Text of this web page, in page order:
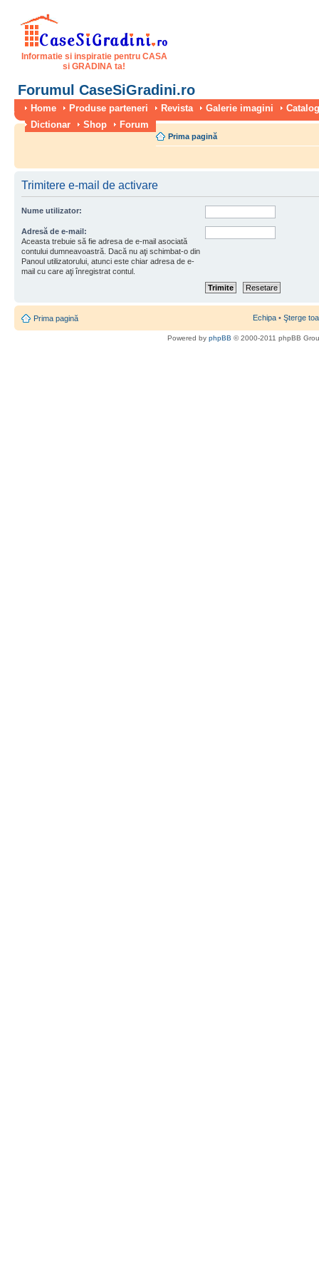
Informatie si inspiratie pentru CASA
si GRADINA ta!
Forumul CaseSiGradini.ro
Home Produse parteneri Revista Galerie imagini
Dictionar
Shop Forum
Prima pagină
Trimitere e-mail de activare
Nume utilizator:
Adresă de e-mail:
Aceasta trebuie să fie adresa de e-mail asociată
contului dumneavoastră. Dacă nu aţi schimbat-o din
Panoul utilizatorului, atunci este chiar adresa de e-
mail cu care aţi înregistrat contul.
Prima pagină Echipa • Şterge
Powered by phpBB © 2000-2011 phpBB